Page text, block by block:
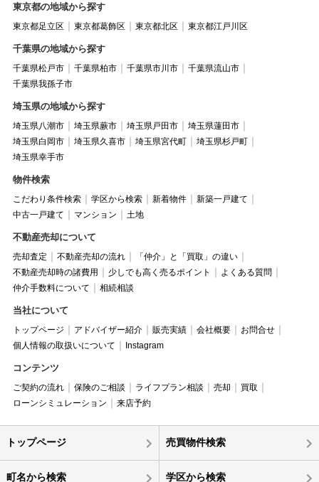
東京都の地域から探す
東京都足立区 東京都葛飾区 東京都北区 東京都江戸川区
千葉県の地域から探す
千葉県松戸市 千葉県柏市 千葉県市川市
千葉県流山市
千葉県我孫子市
埼玉県の地域から探す
埼玉県八潮市 埼玉県蕨市 埼玉県戸田市
埼玉県蓮田市
埼玉県白岡市
埼玉県久喜市 埼玉県宮代町
埼玉県杉戸町
埼玉県幸手市
物件検索
こだわり条件検索 学区から検索 新着物件
新築一戸建て
中古一戸建て
マンション 土地
不動産売却について
売却査定 不動産売却の流れ
「仲介」と「買取」の違い
不動産売却時の諸費用
少しでも高く売るポイント
よくある質問
仲介手数料について
相続相談
当社について
トップページ アドバイザー紹介 販売実績 会社概要
お問合せ
個人情報の取扱いについて
Instagram
コンテンツ
ご契約の流れ 保険のご相談 ライフプラン相談 売却
買取
ローンシミュレーション
来店予約
トップページ 売買物件検索
町名から検索 学区から検索